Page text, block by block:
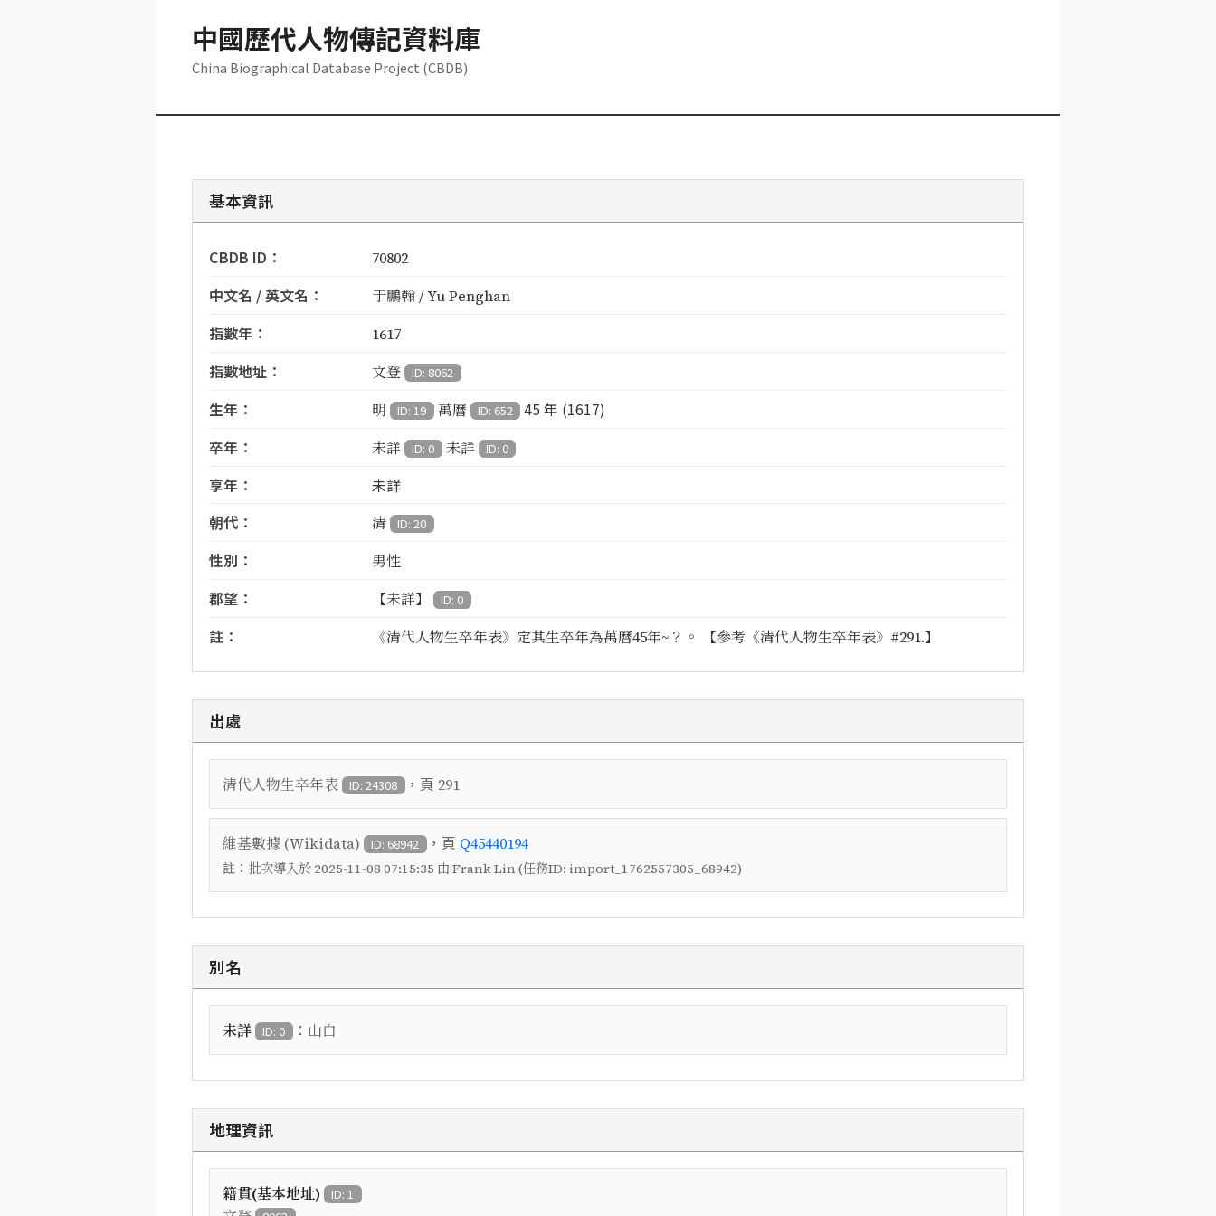
中國歷代人物傳記資料庫
China Biographical Database Project (CBDB)
基本資訊
CBDB ID： 70802
中文名 / 英文名： 于鵬翰 / Yu Penghan
指數年： 1617
指數地址： 文登 ID: 8062
生年： 明 ID: 19 萬曆 ID: 652
45 年 (1617)
卒年：
未詳 ID: 0 未詳 ID: 0
享年：
未詳
朝代：
清 ID: 20
性別： 男性
郡望： 【未詳】 ID: 0
註： 《清代人物生卒年表》定其生卒年為萬曆45年~？。 【參考《清代人物生卒年表》#291.】
出處
清代人物生卒年表 ID: 24308 ，頁 291
維基數據 (Wikidata) ID: 68942 ，頁 Q45440194
註： 批次導入於 2025-11-08 07:15:35 由 Frank Lin (任務ID: import_1762557305_68942)
別名
未詳 ID: 0 ： 山白
地理資訊
籍貫(基本地址) ID: 1